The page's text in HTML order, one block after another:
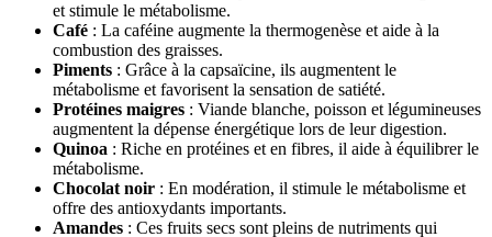
et stimule le métabolisme.
Café : La caféine augmente la thermogenèse et aide à la
combustion des graisses.
Piments : Grâce à la capsaïcine, ils augmentent le
métabolisme et favorisent la sensation de satiété.
Protéines maigres : Viande blanche, poisson et légumineuses
augmentent la dépense énergétique lors de leur digestion.
Quinoa : Riche en protéines et en fibres, il aide à équilibrer le
métabolisme.
Chocolat noir : En modération, il stimule le métabolisme et
offre des antioxydants importants.
Amandes : Ces fruits secs sont pleins de nutriments qui